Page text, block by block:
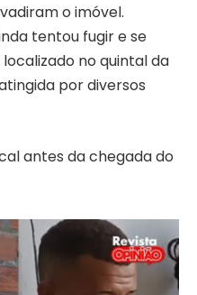
o imóvel.
tentou fugir e se
no quintal da
por diversos
antes da chegada do